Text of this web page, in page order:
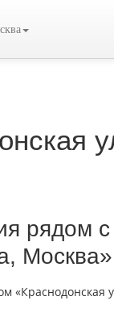
рядом
Москва»